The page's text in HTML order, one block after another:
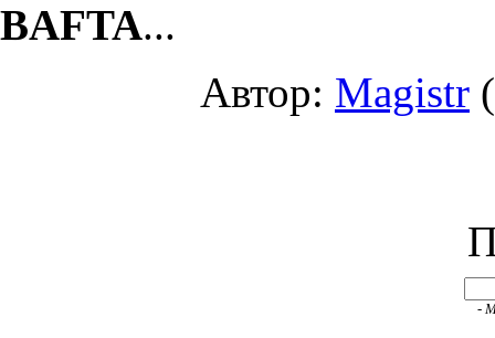
BAFTA...
Автор: Magistr
-